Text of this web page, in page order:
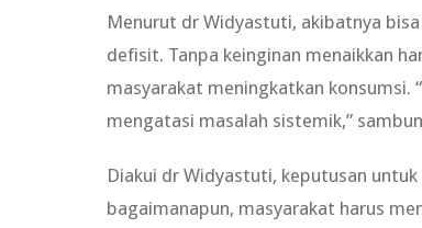
Menurut dr Widyastuti, akibatnya
defisit. Tanpa keinginan menaikkan
masyarakat meningkatkan konsumsi.
mengatasi masalah sistemik,”
Diakui dr Widyastuti, keputusan
bagaimanapun, masyarakat harus